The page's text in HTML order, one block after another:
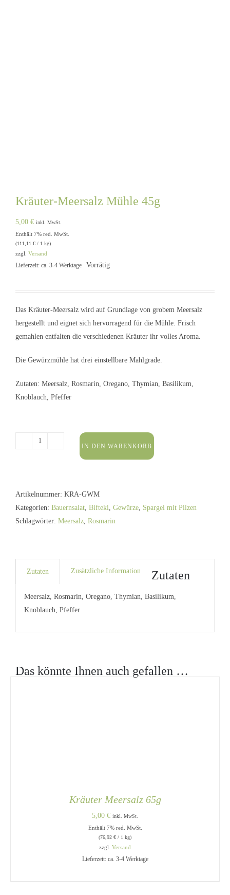
Kräuter-Meersalz Mühle 45g
5,00 € inkl. MwSt.
Enthält 7% red. MwSt.
(111,11 € / 1 kg)
zzgl. Versand
Lieferzeit: ca. 3-4 Werktage Vorrätig
Das Kräuter-Meersalz wird auf Grundlage von grobem Meersalz
hergestellt und eignet sich hervorragend für die Mühle. Frisch
gemahlen entfalten die verschiedenen Kräuter ihr volles Aroma.
Die Gewürzmühle hat drei einstellbare Mahlgrade.
Zutaten: Meersalz, Rosmarin, Oregano, Thymian, Basilikum,
Knoblauch, Pfeffer
IN DEN WARENKORB
Artikelnummer: KRA-GWM
Kategorien: Bauernsalat, Bifteki, Gewürze, Spargel mit Pilzen
Schlagwörter: Meersalz, Rosmarin
Zutaten Zusätzliche Information Zutaten
Meersalz, Rosmarin, Oregano, Thymian, Basilikum,
Knoblauch, Pfeffer
Das könnte Ihnen auch gefallen …
Kräuter Meersalz 65g
5,00 € inkl. MwSt.
Enthält 7% red. MwSt.
(76,92 € / 1 kg)
zzgl. Versand
Lieferzeit: ca. 3-4 Werktage